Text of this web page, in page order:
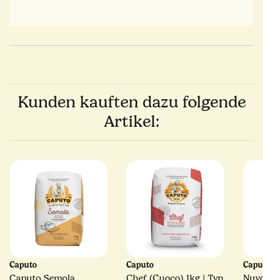
Kunden kauften dazu folgende
Artikel:
Caputo Caputo